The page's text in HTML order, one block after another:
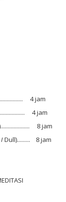
4 jam
4 jam
8 jam
IDull)......... 8 jam